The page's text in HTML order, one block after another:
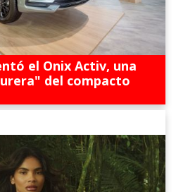
el Onix Activ, una
del compacto